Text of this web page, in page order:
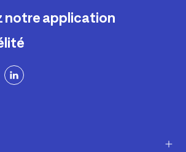
notre application